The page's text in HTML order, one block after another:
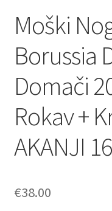
Moški
Borussia
Domači
Rokav +
AKANJI 16
€38.00